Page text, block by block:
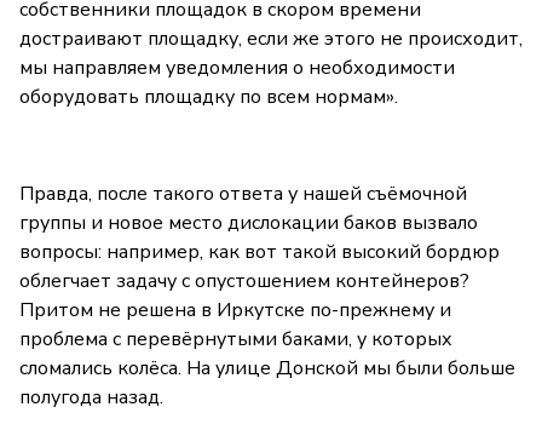
собственники площадок в скором времени
достраивают площадку, если же этого не происходит,
мы направляем уведомления о необходимости
оборудовать площадку по всем нормам».
Правда, после такого ответа у нашей съёмочной
группы и новое место дислокации баков вызвало
вопросы: например, как вот такой высокий бордюр
облегчает задачу с опустошением контейнеров?
Притом не решена в Иркутске по-прежнему и
проблема с перевёрнутыми баками, у которых
сломались колёса. На улице Донской мы были больше
полугода назад.